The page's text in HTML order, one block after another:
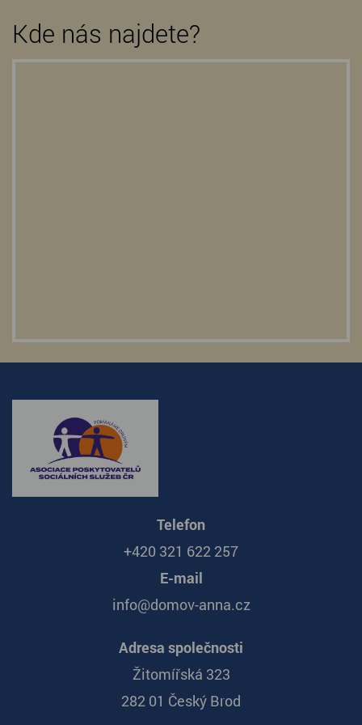
Kde nás najdete?
Telefon
+420 321 622 257
E-mail
info@domov-anna.cz
Adresa společnosti
Žitomířská 323
282 01 Český Brod